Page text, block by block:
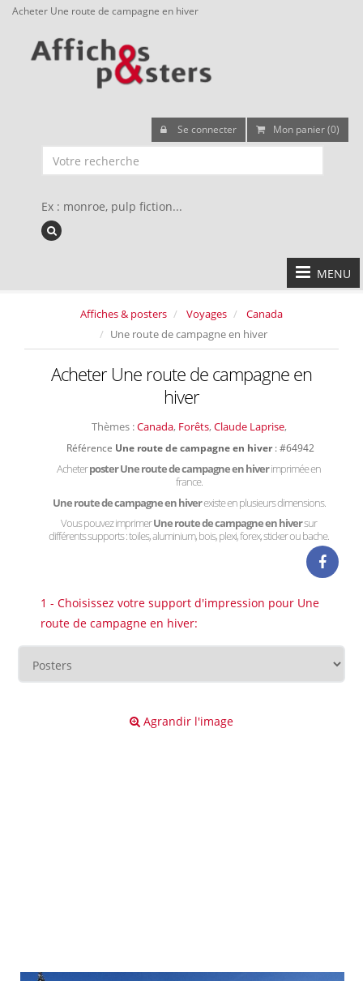
Acheter Une route de campagne en hiver
Se connecter Mon panier (0)
Ex : monroe, pulp fiction...
MENU
Affiches & posters Voyages
Canada
Une route de campagne en hiver
Acheter Une route de campagne en
hiver
Thèmes :Canada, Forêts, Claude Laprise,
Référence Une route de campagne en hiver: #64942
Acheterposter Une route de campagne en hiverimprimée en
france.
Une route de campagne en hiverexiste en plusieurs dimensions.
Vous pouvez imprimerUne route de campagne en hiversur
différents supports : toiles, aluminium, bois, plexi, forex, sticker ou bache.
1 - Choisissez votre support d'impression pour Une
route de campagne en hiver:
Agrandir l'image